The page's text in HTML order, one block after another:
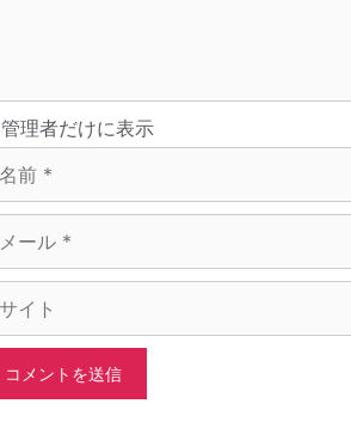
管理者だけに表示名
前